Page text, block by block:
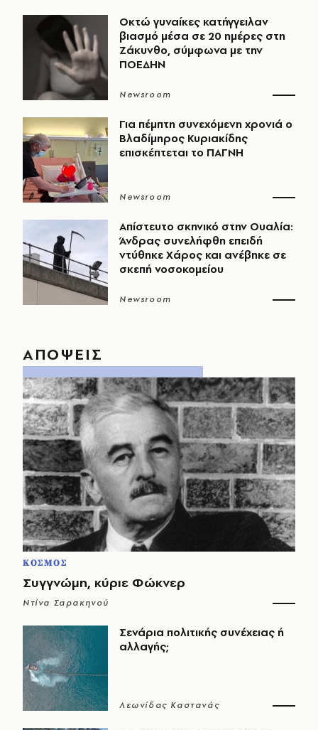
Οκτώ γυναίκες κατήγγειλαν
βιασμό μέσα σε 20 ημέρες στη
Ζάκυνθο, σύμφωνα με την
ΠΟΕΔΗΝ
Newsroom
Για πέμπτη συνεχόμενη χρονιά ο
Βλαδίμηρος Κυριακίδης
επισκέπτεται το ΠΑΓΝΗ
Newsroom
Απίστευτο σκηνικό στην Ουαλία:
Άνδρας συνελήφθη επειδή
ντύθηκε Χάρος και ανέβηκε σε
σκεπή νοσοκομείου
Newsroom
ΑΠΟΨΕΙΣ
ΚΟΣΜΟΣ
Συγγνώμη, κύριε Φώκνερ
Ντίνα Σαρακηνού
Σενάρια πολιτικής συνέχειας ή
αλλαγής;
Λεωνίδας Καστανάς